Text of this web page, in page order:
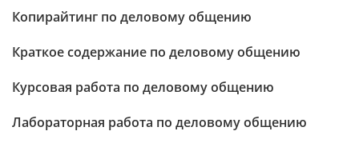
Копирайтинг по деловому общению
Краткое содержание по деловому общению
Курсовая работа по деловому общению
Лабораторная работа по деловому общению